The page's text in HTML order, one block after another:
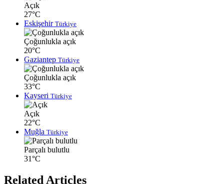
Açık
27°C
Eskişehir Türkiye
Çoğunlukla açık
20°C
Gaziantep Türkiye
Çoğunlukla açık
33°C
Kayseri Türkiye
Açık
22°C
Muğla Türkiye
Parçalı bulutlu
31°C
Related Articles